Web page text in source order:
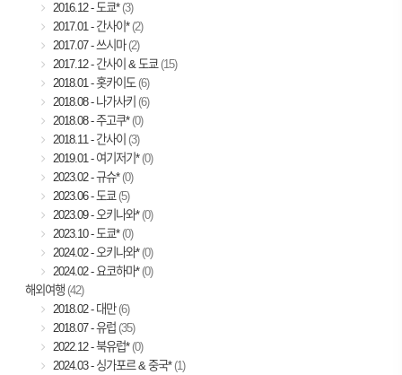
2016.12 - 도쿄* (3)
2017.01 - 간사이* (2)
2017.07 - 쓰시마 (2)
2017.12 - 간사이 & 도쿄 (15)
2018.01 - 홋카이도 (6)
2018.08 - 나가사키 (6)
2018.08 - 주고쿠* (0)
2018.11 - 간사이 (3)
2019.01 - 여기저기* (0)
2023.02 - 규슈* (0)
2023.06 - 도쿄 (5)
2023.09 - 오키나와* (0)
2023.10 - 도쿄* (0)
2024.02 - 오키나와* (0)
2024.02 - 요코하마* (0)
해외여행 (42)
2018.02 - 대만 (6)
2018.07 - 유럽 (35)
2022.12 - 북유럽* (0)
2024.03 - 싱가포르 & 중국* (1)